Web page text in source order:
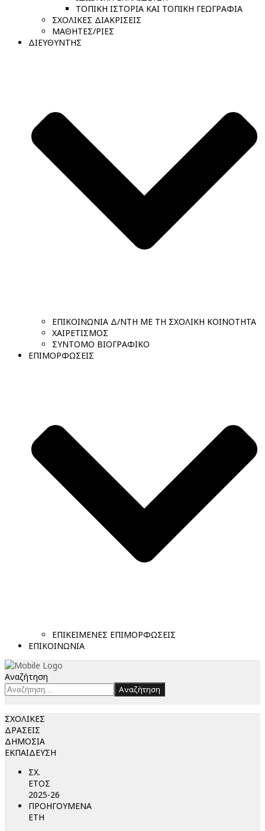
ΤΟΠΙΚΗ ΙΣΤΟΡΙΑ ΚΑΙ ΤΟΠΙΚΗ ΓΕΩΓΡΑΦΙΑ
ΣΧΟΛΙΚΕΣ ΔΙΑΚΡΙΣΕΙΣ
ΜΑΘΗΤΕΣ/ΡΙΕΣ
ΔΙΕΥΘΥΝΤΗΣ
ΕΠΙΚΟΙΝΩΝΙΑ Δ/ΝΤΗ ΜΕ ΤΗ ΣΧΟΛΙΚΗ ΚΟΙΝΟΤΗΤΑ
ΧΑΙΡΕΤΙΣΜΟΣ
ΣΥΝΤΟΜΟ ΒΙΟΓΡΑΦΙΚΟ
ΕΠΙΜΟΡΦΩΣΕΙΣ
ΕΠΙΚΕΙΜΕΝΕΣ ΕΠΙΜΟΡΦΩΣΕΙΣ
ΕΠΙΚΟΙΝΩΝΙΑ
Αναζήτηση
Αναζήτηση
ΣΧΟΛΙΚΕΣ
ΔΡΑΣΕΙΣ
ΔΗΜΟΣΙΑ
ΕΚΠΑΙΔΕΥΣΗ
ΣΧ.
ΕΤΟΣ
2025-26
ΠΡΟΗΓΟΥΜΕΝΑ
ΕΤΗ